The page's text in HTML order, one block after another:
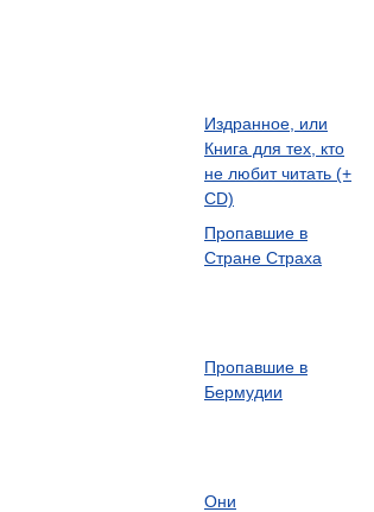
Издранное, или
Книга для тех, кто
не любит читать (+
CD)
Пропавшие в
Стране Страха
Пропавшие в
Бермудии
Они